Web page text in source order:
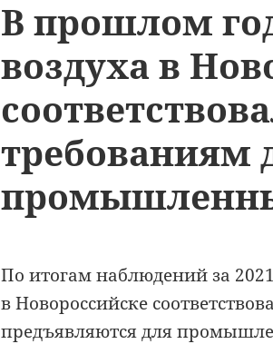
В прошлом
воздуха в
требованиям
По итогам наблюдений за
в Новороссийске
предъявляются для